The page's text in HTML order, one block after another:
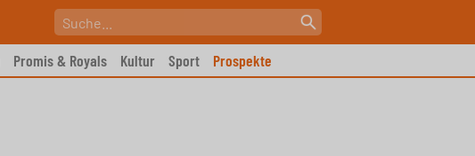
Promis & Royals Kultur Sport Prospekte